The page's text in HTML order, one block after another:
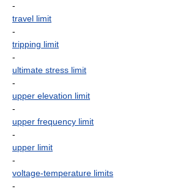
-
travel limit
-
tripping limit
-
ultimate stress limit
-
upper elevation limit
-
upper frequency limit
-
upper limit
-
voltage-temperature limits
-